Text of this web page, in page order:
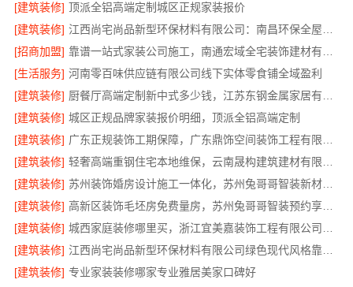
[建筑装修] 顶派全铝高端定制城区正规家装报价
[建筑装修]
[招商加盟]
[生活服务] 河南零百味供应链有限公司线下实体零食铺全域盈利
[建筑装修]
[建筑装修] 城区正规品牌家装报价明细，顶派全铝高端定制
[建筑装修]
[建筑装修]
[建筑装修]
苏州装饰婚房设计施工一体化，苏州兔哥哥智装新材料有限公司
[建筑装修]
高新区装饰毛坯房免费量房，苏州兔哥哥智装预约享优惠
[建筑装修]
[建筑装修]
[建筑装修] 专业家装装修哪家专业雅居美家口碑好